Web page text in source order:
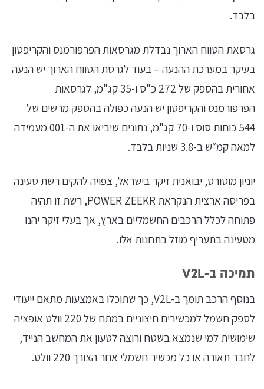
בלבד.
גרסאת הטווח הארוך נבדלת מגרסאות הפרפורמנס והקריפטון
בעיקר במערכת ההנעה – בעוד לגרסת הטווח הארוך יש הנעה
אחורית בהספק של 272 כ"ס ו-35 קג"מ, לגרסאות
הפרפורמנס והקריפטון יש הנעה כפולה בהספק מרשים של
544 כוחות סוס ו-70 קג"מ, נתונים שיביאו את ה-001 מעמידה
למאה קמ״ש ב-3.8 שניות בלבד.
יוניון מוטורס, יבואנית זיקר בישראל, צפויה להקים רשת טעינה
בפריסה ארצית הנקראת POWER ZEEKR, רשת זו תהיה
פתוחה לכלל הרכבים החשמליים בארץ, אך בעלי זיקר יהנו
מטעינה בתעריף מוזל בתחנות אלו.
תמיכה ב-V2L
בנוסף הרכב תומך ב-V2L, כך שתוכלו באמצעות מתאם ייעודי
לספק חשמל למכשירים חיצוניים במתח של 220 וולט אופציה
שימושית למי שנמצא בשטח ורוצה לטעון את המחשב הנייד,
לחבר תאורה או כל מכשיר חשמלי אחר הצורך 220 וולט.